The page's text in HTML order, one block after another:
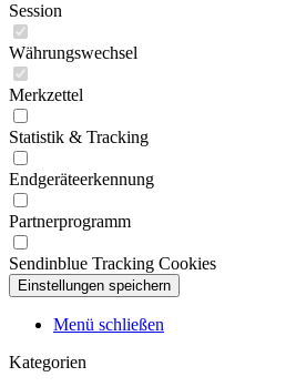
Session
Währungswechsel
Merkzettel
Statistik & Tracking
Endgeräteerkennung
Partnerprogramm
Sendinblue Tracking Cookies
Menü schließen
Kategorien